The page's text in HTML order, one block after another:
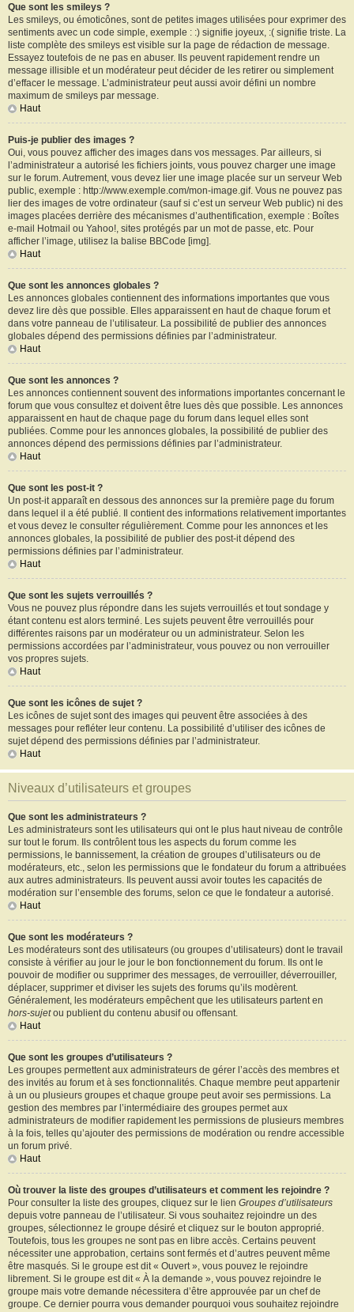
Que sont les smileys ?
Les smileys, ou émoticônes, sont de petites images utilisées pour exprimer des
sentiments avec un code simple, exemple : :) signifie joyeux, :( signifie triste. La
liste complète des smileys est visible sur la page de rédaction de message.
Essayez toutefois de ne pas en abuser. Ils peuvent rapidement rendre un
message illisible et un modérateur peut décider de les retirer ou simplement
d’effacer le message. L’administrateur peut aussi avoir défini un nombre
maximum de smileys par message.
Haut
Puis-je publier des images ?
Oui, vous pouvez afficher des images dans vos messages. Par ailleurs, si
l’administrateur a autorisé les fichiers joints, vous pouvez charger une image
sur le forum. Autrement, vous devez lier une image placée sur un serveur Web
public, exemple : http://www.exemple.com/mon-image.gif. Vous ne pouvez pas
lier des images de votre ordinateur (sauf si c’est un serveur Web public) ni des
images placées derrière des mécanismes d’authentification, exemple : Boîtes
e-mail Hotmail ou Yahoo!, sites protégés par un mot de passe, etc. Pour
afficher l’image, utilisez la balise BBCode [img].
Haut
Que sont les annonces globales ?
Les annonces globales contiennent des informations importantes que vous
devez lire dès que possible. Elles apparaissent en haut de chaque forum et
dans votre panneau de l’utilisateur. La possibilité de publier des annonces
globales dépend des permissions définies par l’administrateur.
Haut
Que sont les annonces ?
Les annonces contiennent souvent des informations importantes concernant le
forum que vous consultez et doivent être lues dès que possible. Les annonces
apparaissent en haut de chaque page du forum dans lequel elles sont
publiées. Comme pour les annonces globales, la possibilité de publier des
annonces dépend des permissions définies par l’administrateur.
Haut
Que sont les post-it ?
Un post-it apparaît en dessous des annonces sur la première page du forum
dans lequel il a été publié. Il contient des informations relativement importantes
et vous devez le consulter régulièrement. Comme pour les annonces et les
annonces globales, la possibilité de publier des post-it dépend des
permissions définies par l’administrateur.
Haut
Que sont les sujets verrouillés ?
Vous ne pouvez plus répondre dans les sujets verrouillés et tout sondage y
étant contenu est alors terminé. Les sujets peuvent être verrouillés pour
différentes raisons par un modérateur ou un administrateur. Selon les
permissions accordées par l’administrateur, vous pouvez ou non verrouiller
vos propres sujets.
Haut
Que sont les icônes de sujet ?
Les icônes de sujet sont des images qui peuvent être associées à des
messages pour refléter leur contenu. La possibilité d’utiliser des icônes de
sujet dépend des permissions définies par l’administrateur.
Haut
Niveaux d’utilisateurs et groupes
Que sont les administrateurs ?
Les administrateurs sont les utilisateurs qui ont le plus haut niveau de contrôle
sur tout le forum. Ils contrôlent tous les aspects du forum comme les
permissions, le bannissement, la création de groupes d’utilisateurs ou de
modérateurs, etc., selon les permissions que le fondateur du forum a attribuées
aux autres administrateurs. Ils peuvent aussi avoir toutes les capacités de
modération sur l’ensemble des forums, selon ce que le fondateur a autorisé.
Haut
Que sont les modérateurs ?
Les modérateurs sont des utilisateurs (ou groupes d’utilisateurs) dont le travail
consiste à vérifier au jour le jour le bon fonctionnement du forum. Ils ont le
pouvoir de modifier ou supprimer des messages, de verrouiller, déverrouiller,
déplacer, supprimer et diviser les sujets des forums qu’ils modèrent.
Généralement, les modérateurs empêchent que les utilisateurs partent en
hors-sujetou publient du contenu abusif ou offensant.
Haut
Que sont les groupes d’utilisateurs ?
Les groupes permettent aux administrateurs de gérer l’accès des membres et
des invités au forum et à ses fonctionnalités. Chaque membre peut appartenir
à un ou plusieurs groupes et chaque groupe peut avoir ses permissions. La
gestion des membres par l’intermédiaire des groupes permet aux
administrateurs de modifier rapidement les permissions de plusieurs membres
à la fois, telles qu’ajouter des permissions de modération ou rendre accessible
un forum privé.
Haut
Où trouver la liste des groupes d’utilisateurs et comment les rejoindre ?
Pour consulter la liste des groupes, cliquez sur le lien Groupes d’utilisateurs
depuis votre panneau de l’utilisateur. Si vous souhaitez rejoindre un des
groupes, sélectionnez le groupe désiré et cliquez sur le bouton approprié.
Toutefois, tous les groupes ne sont pas en libre accès. Certains peuvent
nécessiter une approbation, certains sont fermés et d’autres peuvent même
être masqués. Si le groupe est dit « Ouvert », vous pouvez le rejoindre
librement. Si le groupe est dit « À la demande », vous pouvez rejoindre le
groupe mais votre demande nécessitera d’être approuvée par un chef de
groupe. Ce dernier pourra vous demander pourquoi vous souhaitez rejoindre